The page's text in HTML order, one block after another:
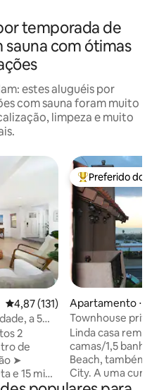
temporada de
com ótimas
estes aluguéis por
com sauna foram muito
limpeza e muito
4,87 de uma avaliação média de
4,87 (131)
a 5
2
de
★ 12
Entre os
Preferido dos
Apartamento ⋅
Beach
Townhouse
Huntington
Linda casa
camas/1,5
Beach, também
City. A uma curta distância a pé do
centro da cidade,